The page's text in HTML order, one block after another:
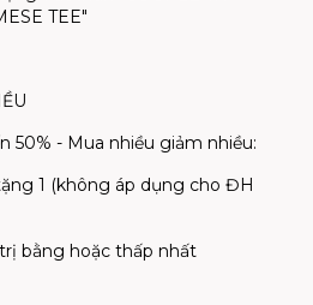
TEE"
50% - Mua nhiều giảm nhiều:
1 (không áp dụng cho ĐH
trị bằng hoặc thấp nhất